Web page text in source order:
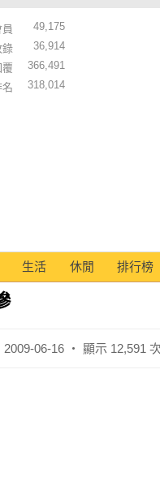
49,175
錄
36,914
覆
366,491
名
318,014
生活 休閒 排行榜
06-16 ‧ 顯示 12,591